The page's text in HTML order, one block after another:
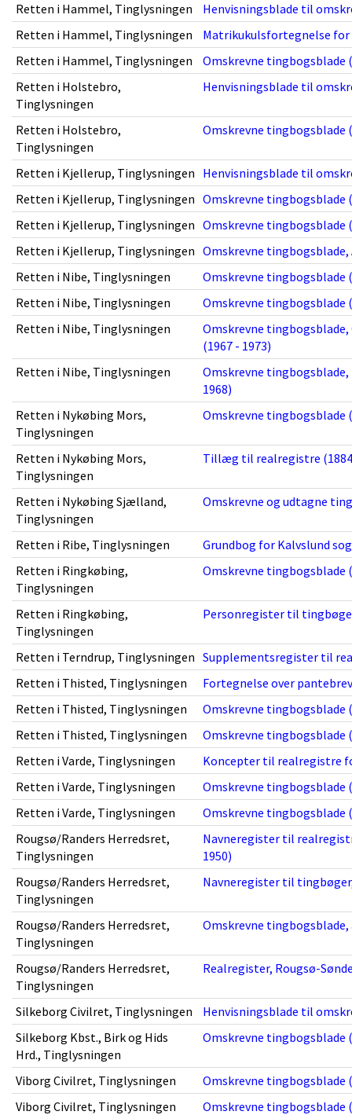
Retten i Hammel, Tinglysningen
Henvisningsblade til
Retten i Hammel, Tinglysningen
Matrikukulsfortegnelse for
Retten i Hammel, Tinglysningen
Omskrevne tingbogsblade
Retten i Holstebro,
Tinglysningen
Henvisningsblade til
Retten i Holstebro,
Tinglysningen
Omskrevne tingbogsblade
Retten i Kjellerup, Tinglysningen Henvisningsblade til
Retten i Kjellerup, Tinglysningen Omskrevne tingbogsblade
Retten i Kjellerup, Tinglysningen Omskrevne tingbogsblade
Retten i Kjellerup, Tinglysningen Omskrevne tingbogsblade,
Retten i Nibe, Tinglysningen
Omskrevne tingbogsblade
Retten i Nibe, Tinglysningen
Omskrevne tingbogsblade
Retten i Nibe, Tinglysningen
Omskrevne
(1967 - 1973)
Retten i Nibe, Tinglysningen
Omskrevne tingbogsblade,
1968)
Retten i Nykøbing Mors,
Tinglysningen
Omskrevne tingbogsblade
Retten i Nykøbing Mors,
Tinglysningen
Tillæg til realregistre (1884
Retten i Nykøbing Sjælland,
Tinglysningen
Omskrevne og udtagne
Retten i Ribe, Tinglysningen
Grundbog for Kalvslund
Retten i Ringkøbing,
Tinglysningen
Omskrevne tingbogsblade
Retten i Ringkøbing,
Tinglysningen
Personregister til
Retten i Terndrup, Tinglysningen Supplementsregister til
Retten i Thisted, Tinglysningen
Fortegnelse over
Retten i Thisted, Tinglysningen
Omskrevne tingbogsblade
Retten i Thisted, Tinglysningen
Omskrevne tingbogsblade
Retten i Varde, Tinglysningen
Koncepter til realregistre
Retten i Varde, Tinglysningen
Omskrevne tingbogsblade
Retten i Varde, Tinglysningen
Omskrevne tingbogsblade
Rougsø/Randers Herredsret,
Tinglysningen
Navneregister til
1950)
Rougsø/Randers Herredsret,
Tinglysningen
Navneregister til
Rougsø/Randers Herredsret,
Tinglysningen
Omskrevne tingbogsblade,
Rougsø/Randers Herredsret,
Tinglysningen
Realregister, Rougsø-
Silkeborg Civilret, Tinglysningen
Henvisningsblade til
Silkeborg Kbst., Birk og Hids
Hrd., Tinglysningen
Omskrevne tingbogsblade
Viborg Civilret, Tinglysningen
Omskrevne tingbogsblade
Viborg Civilret, Tinglysningen
Omskrevne tingbogsblade